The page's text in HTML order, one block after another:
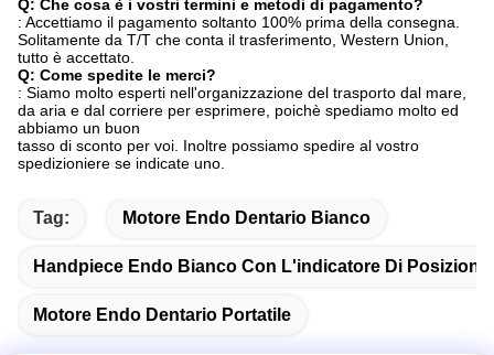
Q: Che cosa è i vostri termini e metodi di pagamento?
: Accettiamo il pagamento soltanto 100% prima della consegna.
Solitamente da T/T che conta il trasferimento, Western Union,
tutto è accettato.
Q: Come spedite le merci?
: Siamo molto esperti nell'organizzazione del trasporto dal mare,
da aria e dal corriere per esprimere, poichè spediamo molto ed
abbiamo un buon
tasso di sconto per voi. Inoltre possiamo spedire al vostro
spedizioniere se indicate uno.
Tag: Motore Endo Dentario Bianco
Handpiece Endo Bianco Con L'indicatore Di
Motore Endo Dentario Portatile